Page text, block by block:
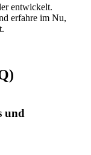
entwickelt.
erfahre im Nu,
und